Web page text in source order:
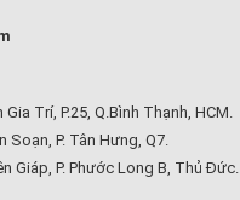
Trí, P.25, Q.Bình Thạnh, HCM.
Soạn, P. Tân Hưng, Q7.
Giáp, P. Phước Long B, Thủ Đức.